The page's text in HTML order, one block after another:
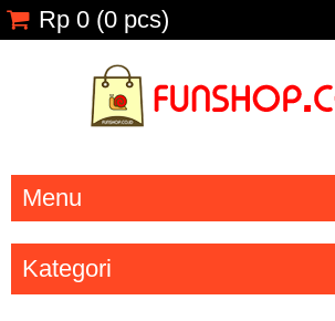
Rp 0 (0 pcs)
Menu
Kategori